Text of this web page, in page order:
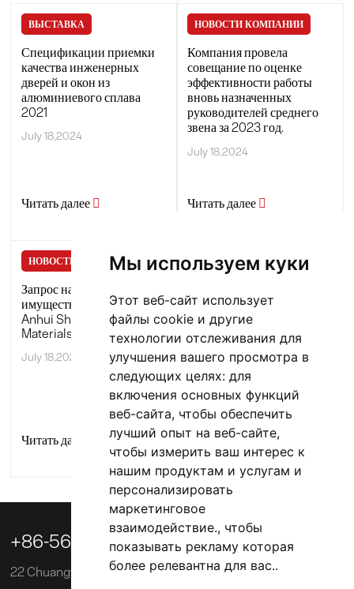
Мы используем куки
Этот веб-сайт использует
файлы cookie и другие
технологии отслеживания для
улучшения вашего просмотра в
следующих целях: для
включения основных функций
веб-сайта, чтобы обеспечить
лучший опыт на веб-сайте,
чтобы измерить ваш интерес к
нашим продуктам и услугам и
персонализировать
маркетинговое
взаимодействие., чтобы
показывать рекламу которая
более релевантна для вас..
ВЫСТАВКА
Спецификации приемки
качества инженерных
дверей и окон из
алюминиевого сплава
2021
July 18,2024
Читать далее 
НОВОСТИ КОМПАНИИ
Компания провела
совещание по оценке
эффективности работы
вновь назначенных
руководителей среднего
звена за 2023 год.
July 18,2024
Читать далее 
НОВОСТИ КОМПАНИИ
Запрос на страхование
имущества компании
Anhui Shengxin New
Materials Co., Ltd.
July 18,2024
Читать далее
НОВОСТИ КОМПАНИИ
технологий Хэфэй
(кампус Шуанчэн)
проходят стажировку в
компании Shengxin New
Materials.
July 04,2024
Читать далее
+86-563-3039218
22 Chuangye Road, Зона экономического и